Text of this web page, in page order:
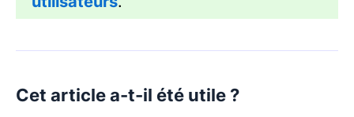
Cet article a-t-il été utile ?